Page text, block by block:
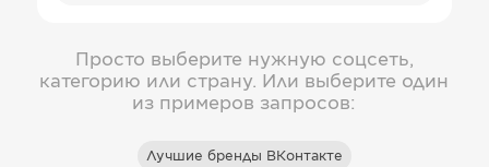
Просто выберите нужную соцсеть,
категорию или страну. Или выберите один
из примеров запросов:
Лучшие бренды ВКонтакте